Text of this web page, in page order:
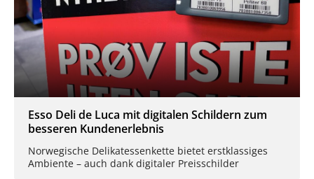
Esso Deli de Luca mit digitalen Schildern zum
besseren Kundenerlebnis
Norwegische Delikatessenkette bietet erstklassiges
Ambiente – auch dank digitaler Preisschilder